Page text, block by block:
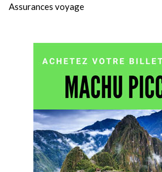
Assurances voyage